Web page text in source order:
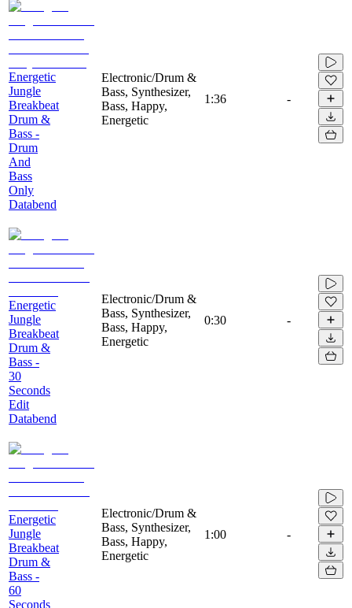
Energetic
Jungle
Breakbeat
Drum &
Bass -
Drum
And
Bass
Only
Databend
Electronic/Drum &
Bass, Synthesizer,
Bass, Happy,
Energetic
1:36 -
Energetic
Jungle
Breakbeat
Drum &
Bass -
30
Seconds
Edit
Databend
Electronic/Drum &
Bass, Synthesizer,
Bass, Happy,
Energetic
0:30 -
Energetic
Jungle
Breakbeat
Drum &
Bass -
60
Seconds
Electronic/Drum &
Bass, Synthesizer,
Bass, Happy,
Energetic
1:00 -